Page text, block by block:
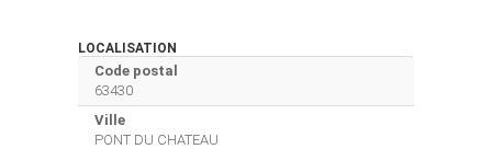
LOCALISATION
Code postal
63430
Ville
PONT DU CHATEAU